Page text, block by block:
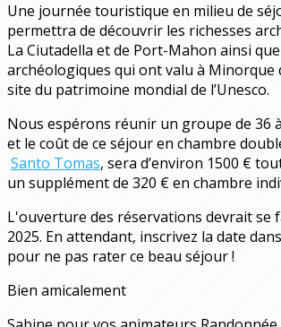
Une journée touristique en milieu de
permettra de découvrir les richesses
La Ciutadella et de Port-Mahon ainsi
archéologiques qui ont valu à Minorque
site du patrimoine mondial de l’Unesco.
Nous espérons réunir un groupe de 36
et le coût de ce séjour en chambre
Santo Tomas, sera d’environ 1500 €
un supplément de 320 € en chambre
L'ouverture des réservations devrait se
2025. En attendant, inscrivez la date
pour ne pas rater ce beau séjour !
Bien amicalement